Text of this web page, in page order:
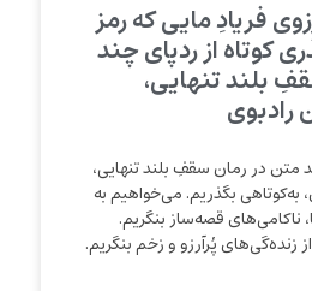
فریادِ مایی که رمز
کوتاه از ردپای چند
بلند تنهایی،
متن‌ در رمان سقفِ بلند تنهایی،
بگذریم. می‌خواهیم به
ناکامی‌های قصه‌ساز بنگریم.
زنده‌گی‌‌‌های پُرآرزو و زخم بنگریم.